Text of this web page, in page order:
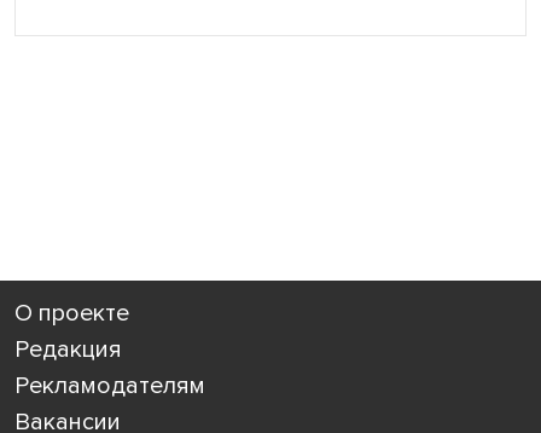
О проекте
Редакция
Рекламодателям
Вакансии